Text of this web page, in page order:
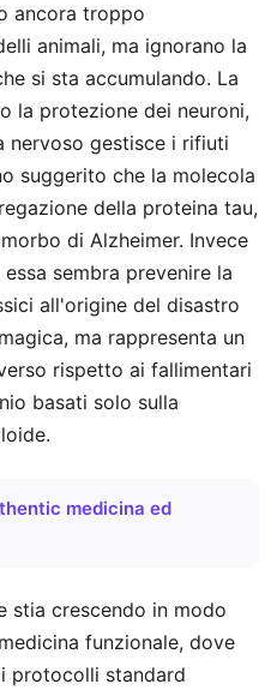
ancora troppo
animali, ma ignorano la
si sta accumulando. La
la protezione dei neuroni,
nervoso gestisce i rifiuti
suggerito che la molecola
della proteina tau,
di Alzheimer. Invece
sembra prevenire la
all'origine del disastro
ma rappresenta un
rispetto ai fallimentari
basati solo sulla
medicina ed
stia crescendo in modo
funzionale, dove
protocolli standard